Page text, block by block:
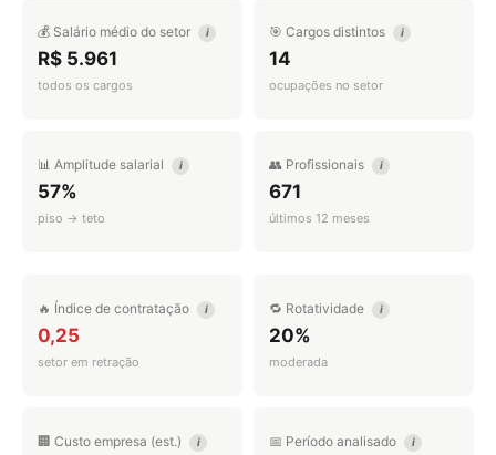
💰 Salário médio do setor i
R$ 5.961
todos os cargos
🎯 Cargos distintos i
14
ocupações no setor
📊 Amplitude salarial i
57%
piso → teto
👥 Profissionais i
671
últimos 12 meses
🔥 Índice de contratação i
0,25
setor em retração
🔁 Rotatividade i
20%
moderada
🏢 Custo empresa (est.) i 📅 Período analisado i